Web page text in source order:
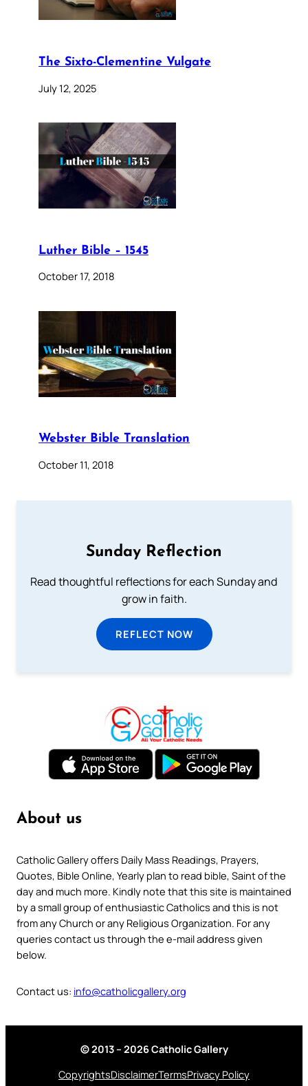
The Sixto-Clementine Vulgate
July 12, 2025
Luther Bible – 1545
October 17, 2018
Webster Bible Translation
October 11, 2018
Sunday Reflection
Read thoughtful reflections for each Sunday and
grow in faith.
REFLECT NOW
About us
Catholic Gallery offers Daily Mass Readings, Prayers,
Quotes, Bible Online, Yearly plan to read bible, Saint of the
day and much more. Kindly note that this site is maintained
by a small group of enthusiastic Catholics and this is not
from any Church or any Religious Organization. For any
queries contact us through the e-mail address given
below.
Contact us: info@catholicgallery.org
© 2013 – 2026 Catholic Gallery
CopyrightsDisclaimerTermsPrivacy Policy